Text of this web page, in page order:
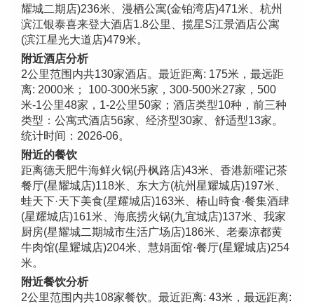
耀城二期店)236米、漫栖公寓(金铂湾店)471米、杭州
滨江银泰喜来登大酒店1.8公里、揽星S江景酒店公寓
(滨江星光大道店)479米。
附近酒店分析
2公里范围内共130家酒店。最近距离: 175米，最远距
离: 2000米； 100-300米5家，300-500米27家，500
米-1公里48家，1-2公里50家；酒店类型10种，前三种
类型：公寓式酒店56家、经济型30家、舒适型13家。
统计时间：2026-06。
附近的餐饮
距离德天肥牛海鲜火锅(丹枫路店)43米、香港新曜记茶
餐厅(星耀城店)118米、东大方(杭州星耀城店)197米、
蛙天下·天下美食(星耀城店)163米、椿山時食·餐集酒肆
(星耀城店)161米、海底捞火锅(九宜城店)137米、我家
厨房(星耀城二期城市生活广场店)186米、老秦凉都黄
牛肉馆(星耀城店)204米、慧娟面馆·餐厅(星耀城店)254
米。
附近餐饮分析
2公里范围内共108家餐饮。最近距离: 43米，最远距离: